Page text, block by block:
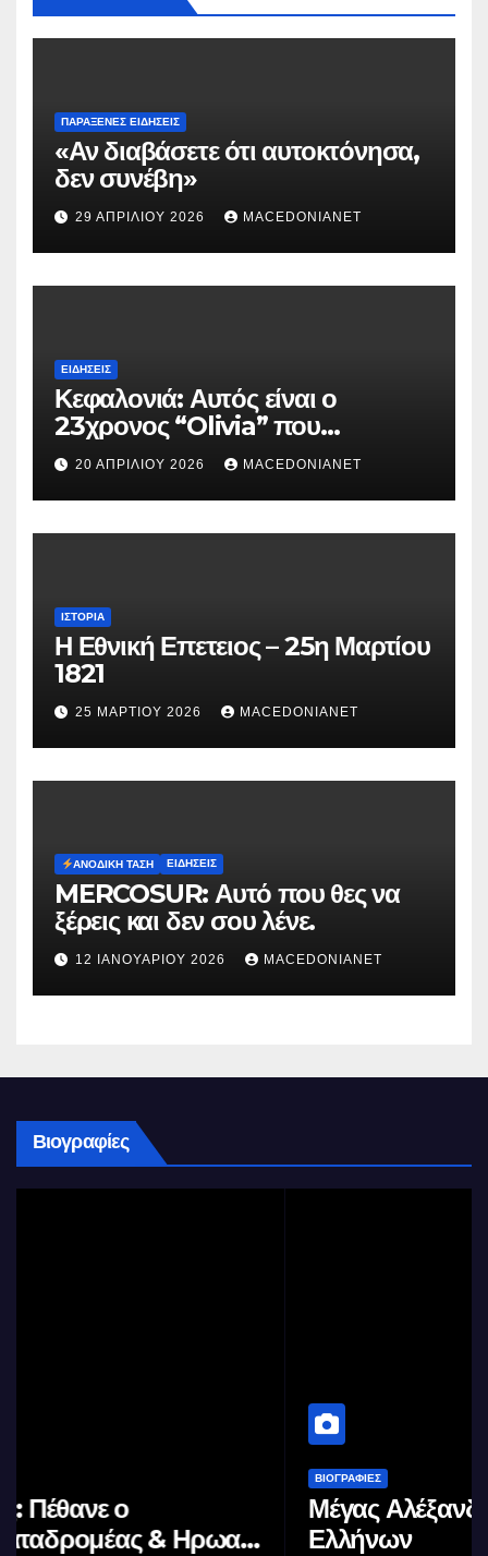
ΠΑΡΆΞΕΝΕΣ ΕΙΔΉΣΕΙΣ
«Αν διαβάσετε ότι αυτοκτόνησα,
δεν συνέβη»
29 ΑΠΡΙΛΊΟΥ 2026 MACEDONIANET
ΕΙΔΉΣΕΙΣ
Κεφαλονιά: Αυτός είναι ο
23χρονος “Olivia” που
κατηγορείται για τον θάνατο της
Μυρτούς
20 ΑΠΡΙΛΊΟΥ 2026 MACEDONIANET
ΙΣΤΟΡΊΑ
Η Εθνική Επετειος – 25η Μαρτίου
1821
25 ΜΑΡΤΊΟΥ 2026 MACEDONIANET
ΑΝΟΔΙΚΉ ΤΆΣΗ ΕΙΔΉΣΕΙΣ
MERCOSUR: Αυτό που θες να
ξέρεις και δεν σου λένε.
12 ΙΑΝΟΥΑΡΊΟΥ 2026 MACEDONIANET
Βιογραφίες
Μέγας Αλέξανδρος: Ο μέγιστος των
Ελλήνων